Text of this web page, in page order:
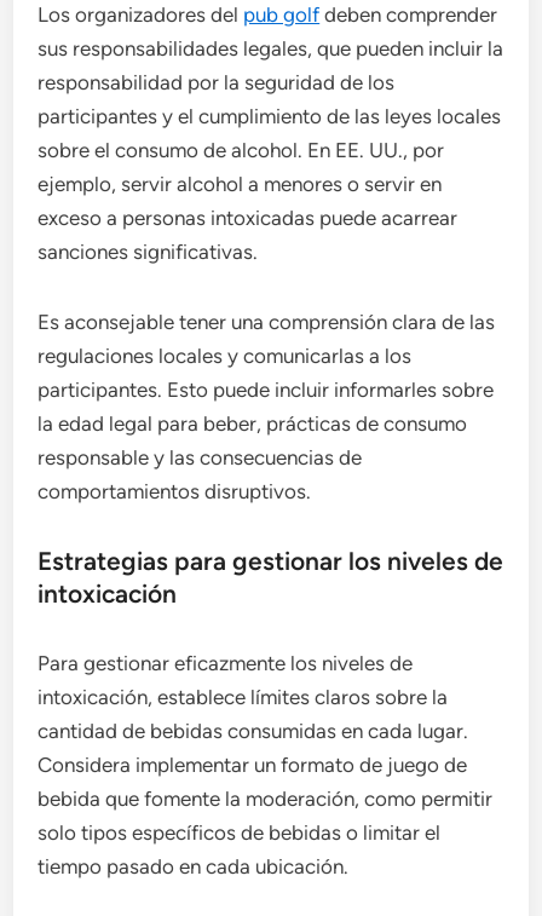
Los organizadores del pub golf deben comprender
sus responsabilidades legales, que pueden incluir la
responsabilidad por la seguridad de los
participantes y el cumplimiento de las leyes locales
sobre el consumo de alcohol. En EE. UU., por
ejemplo, servir alcohol a menores o servir en
exceso a personas intoxicadas puede acarrear
sanciones significativas.
Es aconsejable tener una comprensión clara de las
regulaciones locales y comunicarlas a los
participantes. Esto puede incluir informarles sobre
la edad legal para beber, prácticas de consumo
responsable y las consecuencias de
comportamientos disruptivos.
Estrategias para gestionar los niveles de
intoxicación
Para gestionar eficazmente los niveles de
intoxicación, establece límites claros sobre la
cantidad de bebidas consumidas en cada lugar.
Considera implementar un formato de juego de
bebida que fomente la moderación, como permitir
solo tipos específicos de bebidas o limitar el
tiempo pasado en cada ubicación.